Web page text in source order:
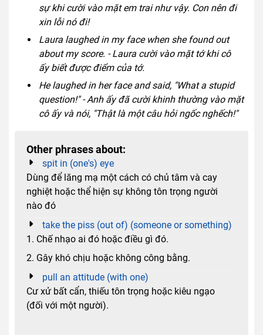
sự khi cười vào mặt em trai như vậy. Con nên đi
xin lỗi nó đi!
Laura laughed in my face when she found out
about my score. - Laura cười vào mặt tớ khi cô
ấy biết được điểm của tớ.
He laughed in her face and said, "What a stupid
question!" - Anh ấy đã cười khinh thường vào mặt
cô ấy và nói, "Thật là một câu hỏi ngốc nghếch!"
Other phrases about:
spit in (one's) eye
Dùng để lăng mạ một cách có chủ tâm và cay
nghiệt hoặc thể hiện sự không tôn trọng người
nào đó
take the piss (out of) (someone or something)
1. Chế nhạo ai đó hoặc điều gì đó.
2. Gây khó chịu hoặc không công bằng.
pull an attitude (with one)
Cư xử bất cẩn, thiếu tôn trọng hoặc kiêu ngạo
(đối với một người).